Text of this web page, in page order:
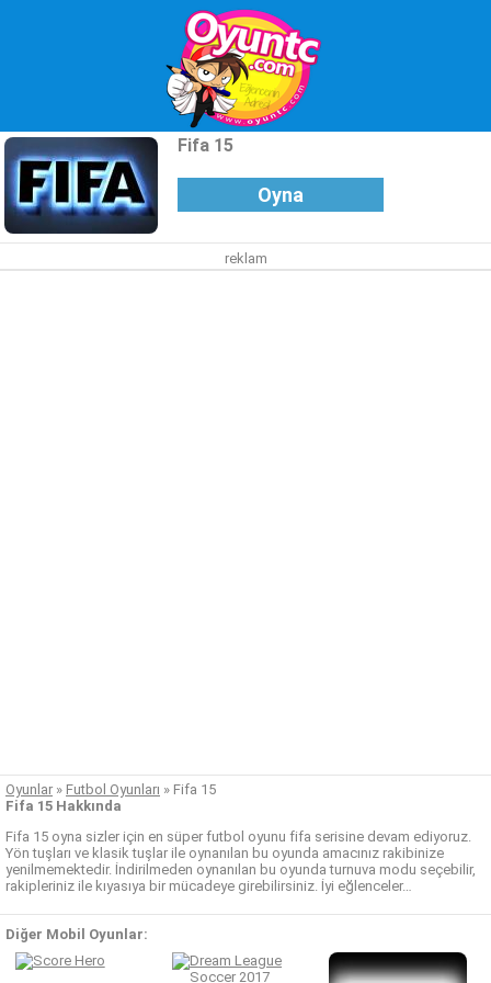
Fifa 15
Oyna
reklam
Oyunlar » Futbol Oyunları » Fifa 15
Fifa 15 Hakkında
Fifa 15 oyna sizler için en süper futbol oyunu fifa serisine devam ediyoruz.
Yön tuşları ve klasik tuşlar ile oynanılan bu oyunda amacınız rakibinize
yenilmemektedir. İndirilmeden oynanılan bu oyunda turnuva modu seçebilir,
rakipleriniz ile kıyasıya bir mücadeye girebilirsiniz. İyi eğlenceler…
Diğer Mobil Oyunlar: